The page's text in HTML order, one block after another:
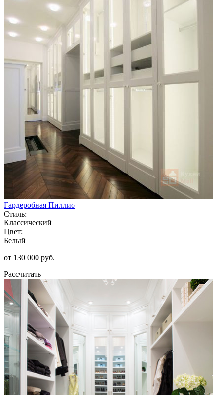
Гардеробная Пиллио
Стиль:
Классический
Цвет:
Белый
от 130 000 руб.
Рассчитать